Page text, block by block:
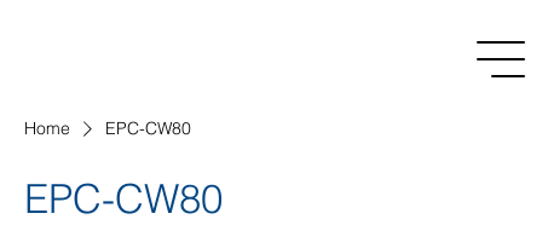
Home EPC-CW80
EPC-CW80